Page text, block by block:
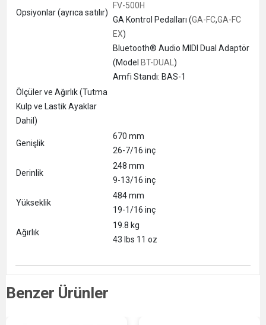
Opsiyonlar (ayrıca satılır)
FV-500H
GA Kontrol Pedalları (GA-FC,GA-FC
EX)
Bluetooth® Audio MIDI Dual Adaptör
(Model BT-DUAL )
Amfi Standı: BAS-1
Ölçüler ve Ağırlık (Tutma
Kulp ve Lastik Ayaklar
Dahil)
Genişlik
670 mm
26-7/16 inç
Derinlik
248 mm
9-13/16 inç
Yükseklik
484 mm
19-1/16 inç
Ağırlık
19.8 kg
43 lbs 11 oz
Benzer Ürünler